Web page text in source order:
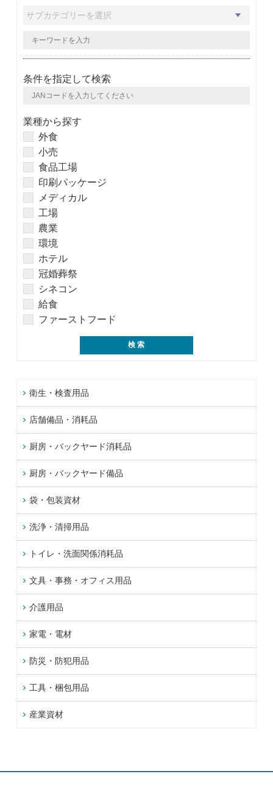
条件を指定して検索
業種から探す
外食
小売
食品工場
印刷パッケージ
メディカル
工場
農業
環境
ホテル
冠婚葬祭
シネコン
給食
ファーストフード
衛生・検査用品
店舗備品・消耗品
厨房・バックヤード消耗品
厨房・バックヤード備品
袋・包装資材
洗浄・清掃用品
トイレ・洗面関係消耗品
文具・事務・オフィス用品
介護用品
家電・電材
防災・防犯用品
工具・梱包用品
産業資材